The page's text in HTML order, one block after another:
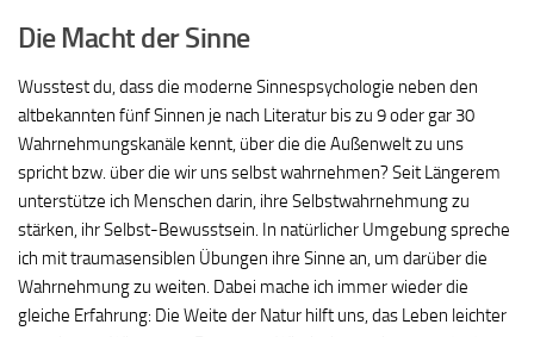
Die Macht der Sinne
Wusstest du, dass die moderne Sinnespsychologie neben den
altbekannten fünf Sinnen je nach Literatur bis zu 9 oder gar 30
Wahrnehmungskanäle kennt, über die die Außenwelt zu uns
spricht bzw. über die wir uns selbst wahrnehmen? Seit Längerem
unterstütze ich Menschen darin, ihre Selbstwahrnehmung zu
stärken, ihr Selbst-Bewusstsein. In natürlicher Umgebung spreche
ich mit traumasensiblen Übungen ihre Sinne an, um darüber die
Wahrnehmung zu weiten. Dabei mache ich immer wieder die
gleiche Erfahrung: Die Weite der Natur hilft uns, das Leben leichter